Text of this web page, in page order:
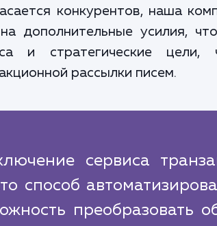
конкурентов, наша
дополнительные усилия,
и стратегические цели,
рассылки писем.
сервиса
способ
преобразовать